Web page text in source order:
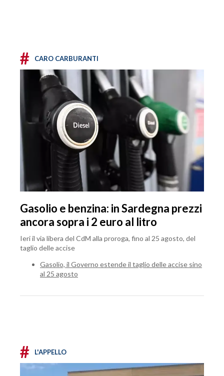
# CARO CARBURANTI
Gasolio e benzina: in Sardegna prezzi
ancora sopra i 2 euro al litro
Ieri il via libera del CdM alla proroga, fino al 25 agosto, del
taglio delle accise
Gasolio, il Governo estende il taglio delle accise sino
al 25 agosto
# L'APPELLO